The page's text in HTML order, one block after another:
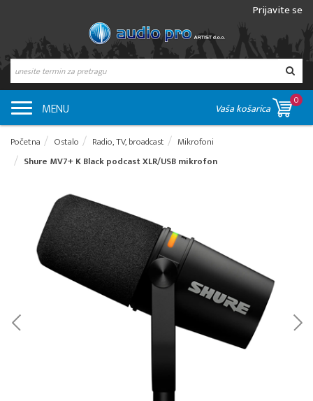
Prijavite se
MENU Vaša košarica
0
Početna Ostalo Radio, TV, broadcast
Mikrofoni
Shure MV7+ K Black podcast XLR/USB mikrofon